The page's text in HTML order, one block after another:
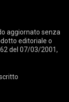
aggiornato senza
editoriale o
del 07/03/2001,